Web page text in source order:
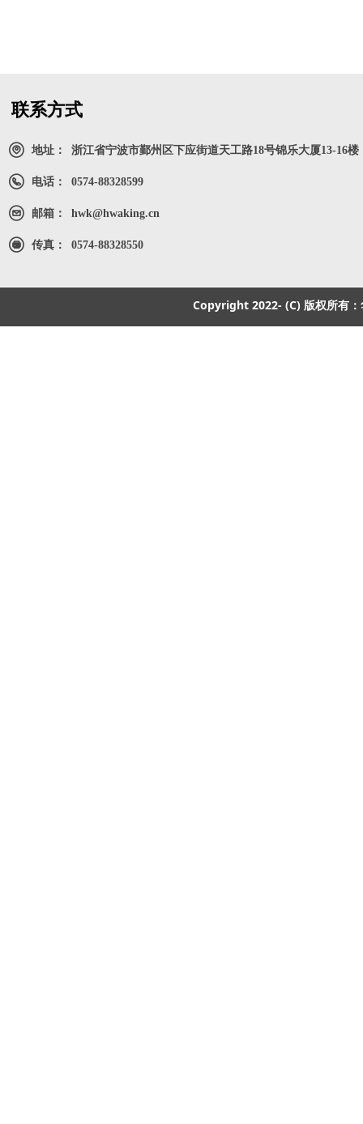
Copyright 2022- (C) 版权所有
地址： 浙江省宁波市鄞州区下应街道天工路18号锦乐大厦13-16楼
电话： 0574-88328599
邮箱： hwk@hwaking.cn
传真： 0574-88328550
联系方式